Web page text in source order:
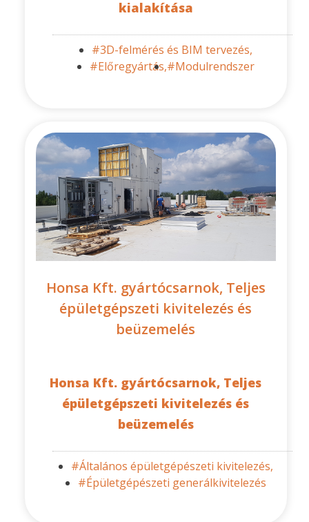
kialakítása
#3D-felmérés és BIM tervezés,
#Előregyártás,#Modulrendszer
Honsa Kft. gyártócsarnok, Teljes
épületgépszeti kivitelezés és
beüzemelés
Honsa Kft. gyártócsarnok, Teljes
épületgépszeti kivitelezés és
beüzemelés
#Általános épületgépészeti kivitelezés,
#Épületgépészeti generálkivitelezés